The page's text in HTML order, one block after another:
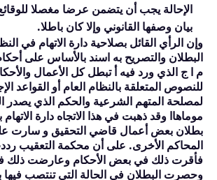
الإحالة يجب أن يتضمن عرضا مغصلا
بيان وصفها القانوني وإلا كان باطلا.
وإن الرأي القائل بصلاحية دارة الاتهام في
البطلان والتصريح به اسند بالأساس على
م ا ج الذي ورد فيه أ تبطل كل الأعمال
للنصوص المتعلقة بالنظام العام أو القواعد
لمصلحة المتهم الشرعية والحكم الذي يصدر
موماهاا وقد ذهبت في هذا الاتجاه دارة
بطلان بعض أعمال قاضي التحقيق و سارت
المحاكم الأخرى. على أن محكمة التعقيب
فأقرت ذلك في بعض الأحكام وعارضت ذلك
وحصرت البطلان في الحالة التي تنتصب فيها